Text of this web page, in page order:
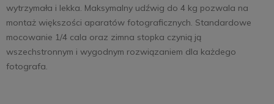
wytrzymała i lekka. Maksymalny udźwig do 4 kg pozwala na
montaż większości aparatów fotograficznych. Standardowe
mocowanie 1/4 cala oraz zimna stopka czynią ją
wszechstronnym i wygodnym rozwiązaniem dla każdego
fotografa.